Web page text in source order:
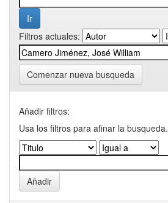
Filtros actuales:
Comenzar nueva busqueda
Añadir filtros:
Usa los filtros para afinar la busqueda.